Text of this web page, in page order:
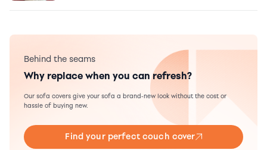
Behind the seams
Why replace when you can refresh?
Our sofa covers give your sofa a brand-new look without the cost or
hassle of buying new.
Find your perfect couch cover